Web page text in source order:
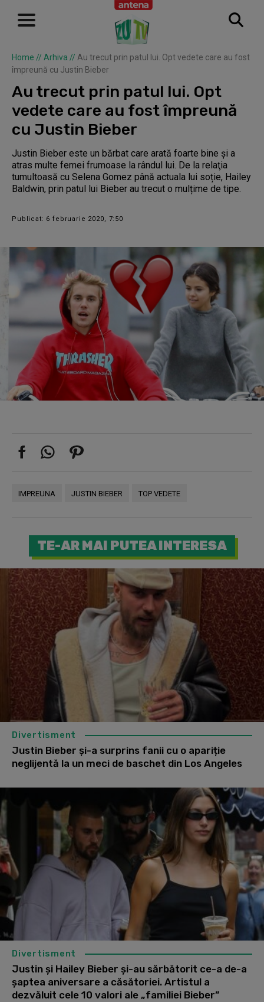
Home // Arhiva // Au trecut prin patul lui. Opt vedete care au fost
împreună cu Justin Bieber
Au trecut prin patul lui. Opt
vedete care au fost împreună
cu Justin Bieber
Justin Bieber este un bărbat care arată foarte bine și a
atras multe femei frumoase la rândul lui. De la relaţia
tumultoasă cu Selena Gomez până actuala lui soție, Hailey
Baldwin, prin patul lui Bieber au trecut o mulțime de tipe.
Publicat: 6 februarie 2020, 7:50
IMPREUNA JUSTIN BIEBER TOP VEDETE
TE-AR MAI PUTEA INTERESA
Divertisment
Justin Bieber și-a surprins fanii cu o apariție
neglijentă la un meci de baschet din Los Angeles
Divertisment
Justin și Hailey Bieber și-au sărbătorit ce-a de-a
șaptea aniversare a căsătoriei. Artistul a
dezvăluit cele 10 valori ale „familiei Bieber”